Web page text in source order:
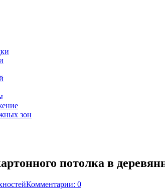
зон
потолка в
Комментарии: 0